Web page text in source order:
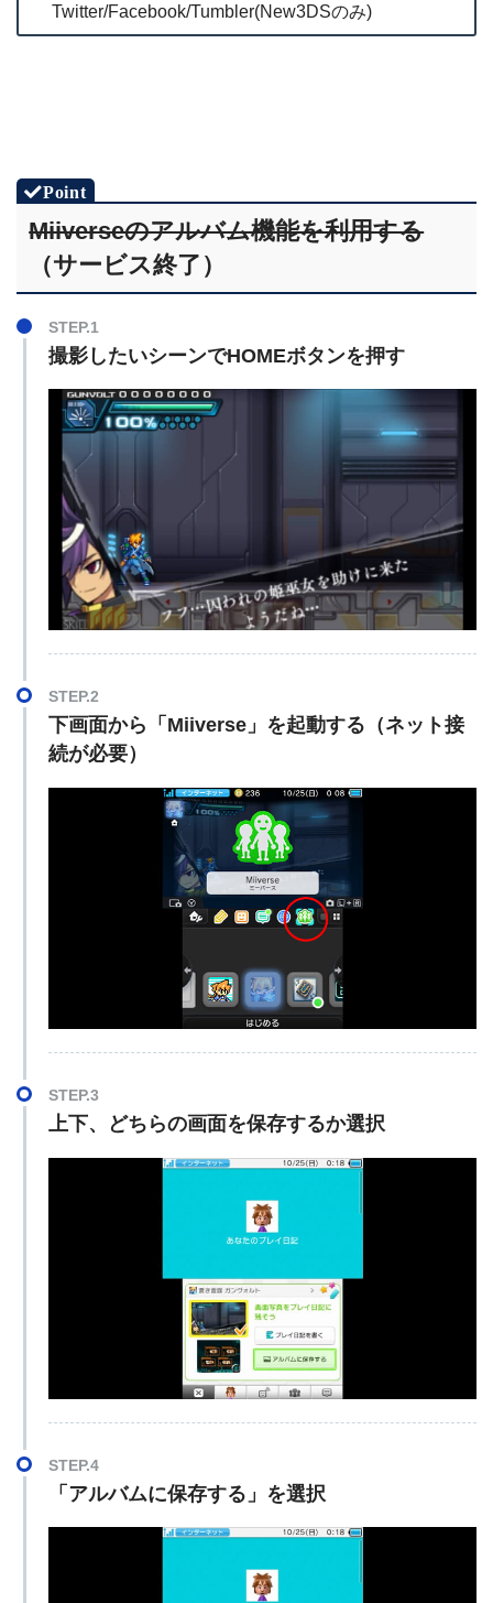
Twitter/Facebook/Tumbler(New3DSのみ)
Miiverseのアルバム機能を利用する
（サービス終了）
STEP.1
撮影したいシーンでHOMEボタンを押す
STEP.2
下画面から「Miiverse」を起動する（ネット接
続が必要）
STEP.3
上下、どちらの画面を保存するか選択
STEP.4
「アルバムに保存する」を選択